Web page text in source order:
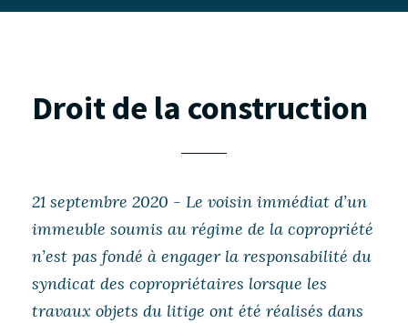
Droit de la construction
21 septembre 2020 - Le voisin immédiat d’un
immeuble soumis au régime de la copropriété
n’est pas fondé à engager la responsabilité du
syndicat des copropriétaires lorsque les
travaux objets du litige ont été réalisés dans